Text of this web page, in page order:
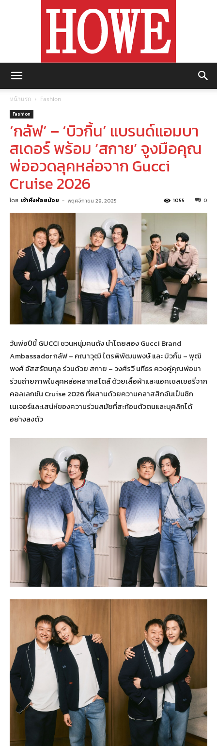
หน้าแรก Fashion
Fashion
‘กลัฟ’ – ‘บิวกิ้น’ แบรนด์แอมบา
สเดอร์ พร้อม ‘สกาย’ จูงมือคุณ
พ่ออวดลุคหล่อจาก Gucci
Cruise 2026
โดย เจ้าหิ่งห้อยน้อย - พฤศจิกายน 29, 2025 0
1055
วันพ่อปีนี้ GUCCI ชวนหนุ่มคนดัง นำโดยสอง Gucci Brand
Ambassador กลัฟ – คณาวุฒิ ไตรพิพัฒนพงษ์ และ บิวกิ้น – พุฒิ
พงศ์ อัสสรัตนกุล ร่วมด้วย สกาย – วงศ์รวี นทีธร ควงคู่คุณพ่อมา
ร่วมถ่ายภาพในลุคหล่อหลากสไตล์ ด้วยเสื้อผ้าและแอคเซสเซอรี่จาก
คอลเลกชัน Cruise 2026 ที่ผสานด้วยความคลาสสิกอันเป็นซิก
เนเจอร์และเสน่ห์ของความร่วมสมัยที่สะท้อนตัวตนและบุคลิกได้
อย่างลงตัว